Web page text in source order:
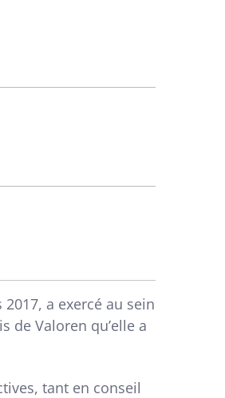
a exercé au sein
de Valoren qu’elle a
tant en conseil